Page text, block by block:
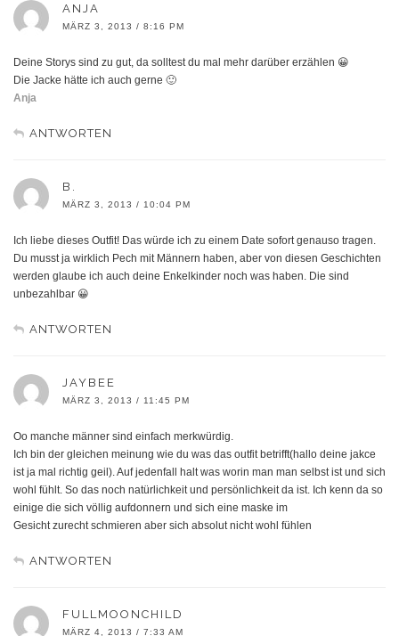
ANJA
MÄRZ 3, 2013 / 8:16 PM
Deine Storys sind zu gut, da solltest du mal mehr darüber erzählen 😀
Die Jacke hätte ich auch gerne 🙂
Anja
ANTWORTEN
B.
MÄRZ 3, 2013 / 10:04 PM
Ich liebe dieses Outfit! Das würde ich zu einem Date sofort genauso tragen.
Du musst ja wirklich Pech mit Männern haben, aber von diesen Geschichten
werden glaube ich auch deine Enkelkinder noch was haben. Die sind
unbezahlbar 😀
ANTWORTEN
JAYBEE
MÄRZ 3, 2013 / 11:45 PM
Oo manche männer sind einfach merkwürdig.
Ich bin der gleichen meinung wie du was das outfit betrifft(hallo deine jakce
ist ja mal richtig geil). Auf jedenfall halt was worin man man selbst ist und sich
wohl fühlt. So das noch natürlichkeit und persönlichkeit da ist. Ich kenn da so
einige die sich völlig aufdonnern und sich eine maske im
Gesicht zurecht schmieren aber sich absolut nicht wohl fühlen
ANTWORTEN
FULLMOONCHILD
MÄRZ 4, 2013 / 7:33 AM